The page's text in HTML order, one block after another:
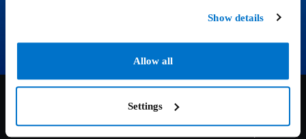
Show details
Allow all
Settings
1/10 2015 50 min Doku
Mit einmaligen Aufnahmen aller grossen Haie aus
nächster Nähe und in ihrem natürlichen Umfeld, ist